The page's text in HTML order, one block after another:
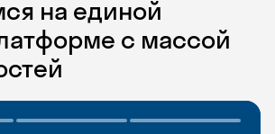
на единой
с массой